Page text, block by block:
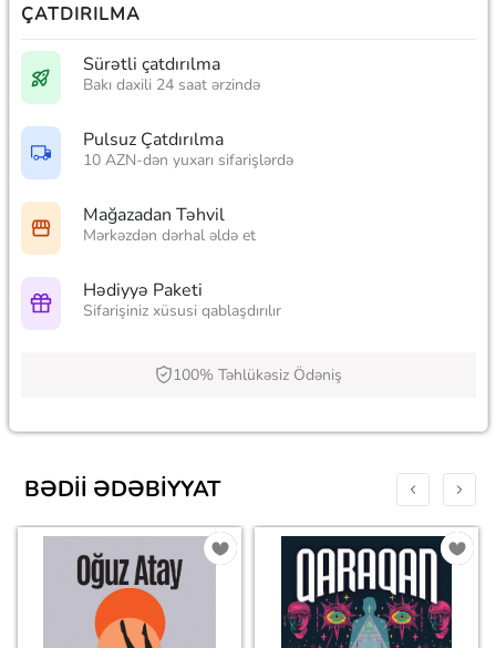
ÇATDIRILMA
Sürətli çatdırılma
Bakı daxili 24 saat ərzində
Pulsuz Çatdırılma
10 AZN-dən yuxarı sifarişlərdə
Mağazadan Təhvil
Mərkəzdən dərhal əldə et
Hədiyyə Paketi
Sifarişiniz xüsusi qablaşdırılır
100% Təhlükəsiz Ödəniş
BƏDII ƏDƏBIYYAT